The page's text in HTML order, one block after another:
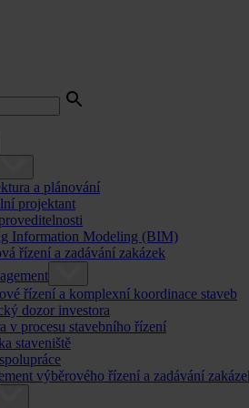
a plánování
projektant
Information Modeling (BIM)
řízení a zadávání zakázek
řízení a komplexní koordinace staveb
dozor investora
v procesu stavebního řízení
staveniště
výběrového řízení a zadávání